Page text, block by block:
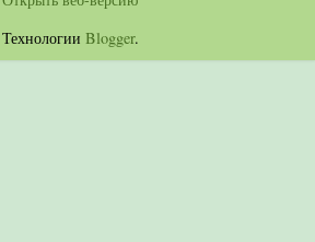
Технологии Blogger.